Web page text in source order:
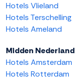
Hotels Vlieland
Hotels Terschelling
Hotels Ameland
Midden Nederland
Hotels Amsterdam
Hotels Rotterdam